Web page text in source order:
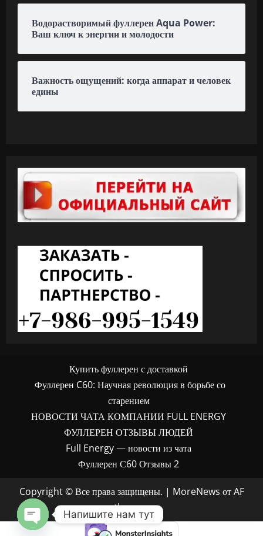
Водорастворимый фуллерен Aqua Power:
Ваш ключ к энергии и молодости
Важность ощущений: когда аппарат и человек
едины
Купить фуллерен с доставкой
Фуллерен C60: Научная революция в борьбе со
старением
НОВОСТИ ЧАТА КОМПАНИИ FULL ENERGY
ФУЛЛЕРЕН ОТЗЫВЫ ЛЮДЕЙ
Full Energy — новости из чата
Фуллерен С60 Отзывы 2
Copyright © Все права защищены. | MoreNews от AF
themes.
Напишите нам тут